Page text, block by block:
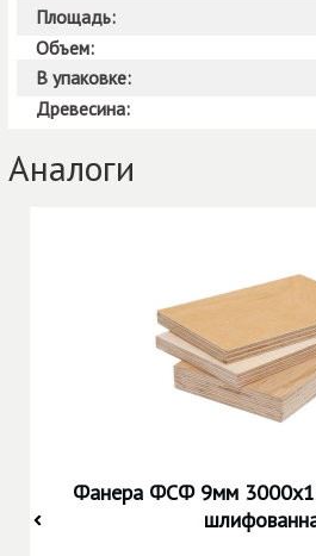
Площадь:
Объем:
В упаковке:
Древесина:
Аналоги
Фанера ФСФ 9мм